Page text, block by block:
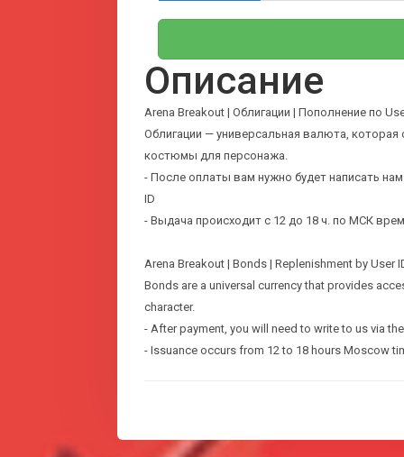
Описание
Arena Breakout | Облигации | Пополнение по
Облигации — универсальная валюта,
костюмы для персонажа.
- После оплаты вам нужно будет написать
ID
- Выдача происходит с 12 до 18 ч. по МСК
Arena Breakout | Bonds | Replenishment by User
Bonds are a universal currency that provides
character.
- After payment, you will need to write to us via
- Issuance occurs from 12 to 18 hours Moscow